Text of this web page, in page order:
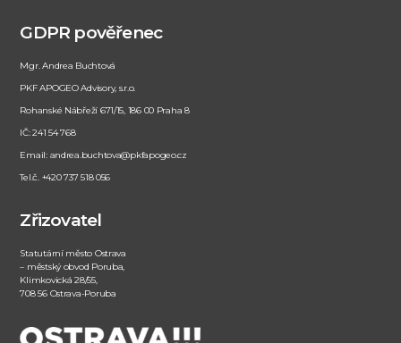
GDPR pověřenec
Mgr. Andrea Buchtová
PKF APOGEO Advisory, s.r.o.
Rohanské Nábřeží 671/15, 186 00 Praha 8
IČ: 241 54 768
Email: andrea.buchtova@pkfapogeo.cz
Tel.č. +420 737 518 056
Zřizovatel
Statutární město Ostrava
– městský obvod Poruba,
Klimkovická 28/55,
708 56 Ostrava-Poruba